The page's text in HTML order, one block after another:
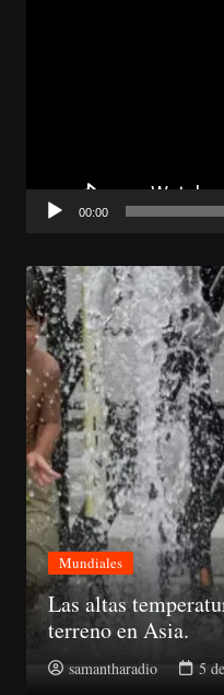
00:00
Mundiales
Un portavoz de la
encontraba cerca
carga ucraniana
samantharadio 5